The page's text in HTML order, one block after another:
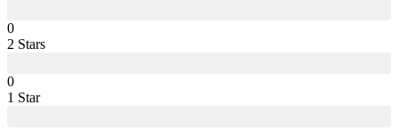
0
2 Stars
0
1 Star